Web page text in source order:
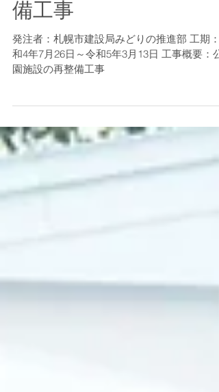
金事業 緑ヶ丘公園再整
備工事
発注者：札幌市建設局みどりの推進部 工期：
和4年7月26日～令和5年3月13日 工事概要：公